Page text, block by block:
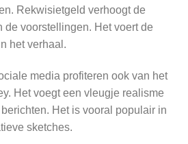
Rekwisietgeld verhoogt de
voorstellingen. Het voert de
het verhaal.
media profiteren ook van het
Het voegt een vleugje realisme
Het is vooral populair in
sketches.